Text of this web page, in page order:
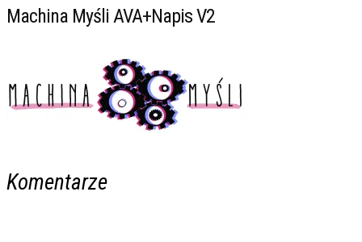
Machina Myśli AVA+Napis V2
Komentarze